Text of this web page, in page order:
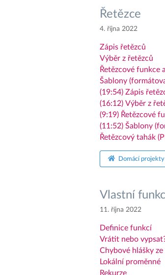
Řetězce
4. října 2022
Zápis řetězců
Výběr z řetězců
Řetězcové funkce
Šablony
(19:54) Zápis
(16:12) Výběr z
(9:19) Řetězcové
(11:52) Šablony
Řetězcový tahák
Domácí projekty
Vlastní
11. října 2022
Definice funkcí
Vrátit nebo
Chybové hlášky
Lokální proměnné
Rekurze